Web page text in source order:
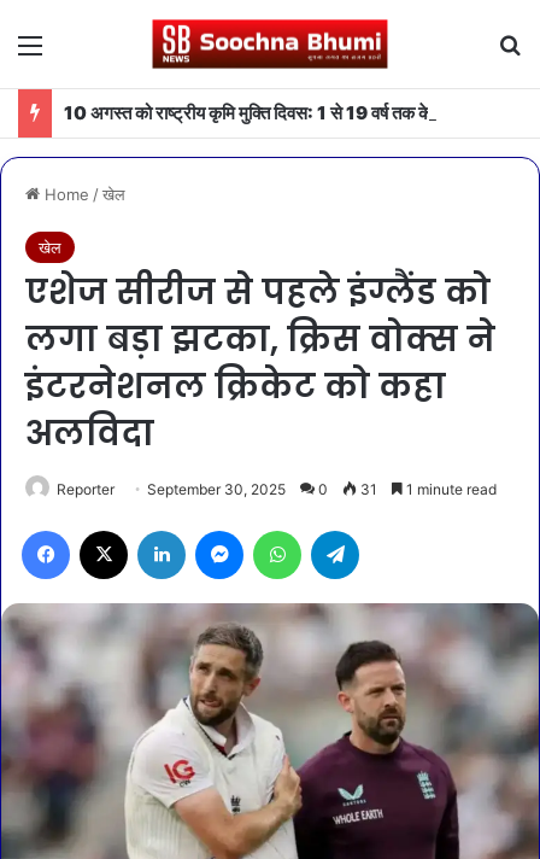
Menu
Home /खेल
खेल
एशेज सीरीज से पहले इंग्लैंड को
लगा बड़ा झटका, क्रिस वोक्स ने
इंटरनेशनल क्रिकेट को कहा
अलविदा
Reporter September 30, 2025 0 31 1 minute read
Facebook LinkedIn MessengerWhatsApp